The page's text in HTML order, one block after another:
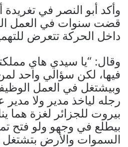
وأكد أبو النصر في تغريدة
قضت سنوات في العمل
داخل الحركة تتعرض
وقال: “يا سيدي هاي
فيها، لكن سؤالي واحد
رجله لياخذ مدير ولا مدير
بيروت للجزائر لغزة هما
بيطلع في وجهو ولو فتح
السموات والأرض بتشتغل